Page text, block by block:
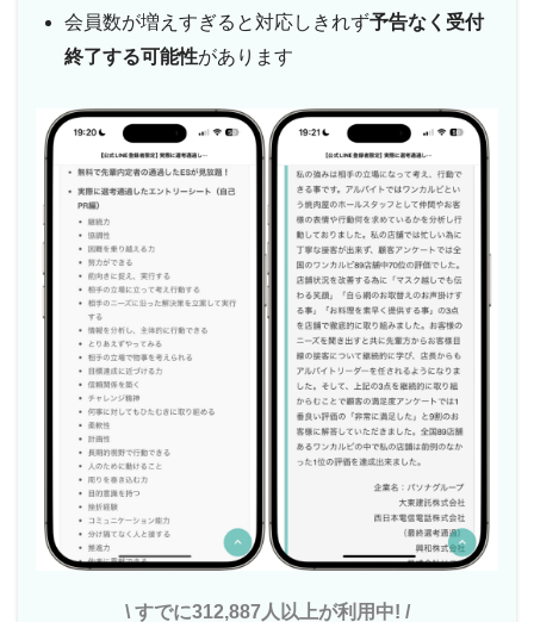
会員数が増えすぎると対応しきれず予告なく受付
終了する可能性があります
\ すでに312,887人以上が利用中! /